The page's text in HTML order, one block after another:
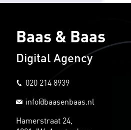
Baas & Baas
Digital Agency
020 214 8939
info@baasenbaas.nl
Hamerstraat 24,